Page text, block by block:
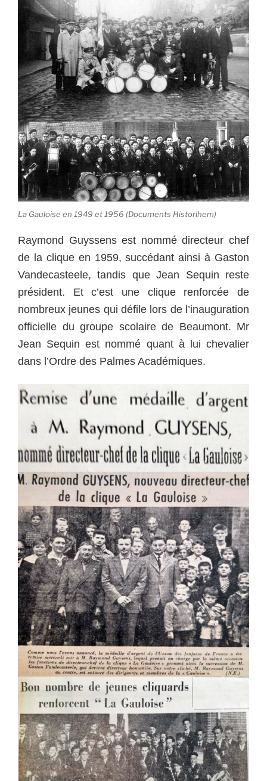
La Gauloise en 1949 et 1956 (Documents Historihem)
Raymond Guyssens est nommé directeur chef
de la clique en 1959, succédant ainsi à Gaston
Vandecasteele, tandis que Jean Sequin reste
président. Et c’est une clique renforcée de
nombreux jeunes qui défile lors de l’inauguration
officielle du groupe scolaire de Beaumont. Mr
Jean Sequin est nommé quant à lui chevalier
dans l’Ordre des Palmes Académiques.